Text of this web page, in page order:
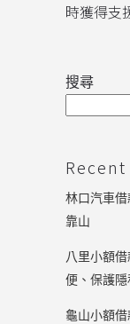
時獲得支
搜尋
Recent
林口汽車
靠山
八里小額
便、保護
龜山小額